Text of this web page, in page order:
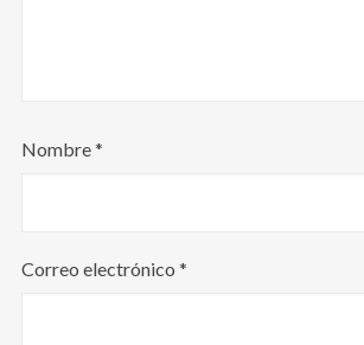
Nombre*
Correo electrónico *